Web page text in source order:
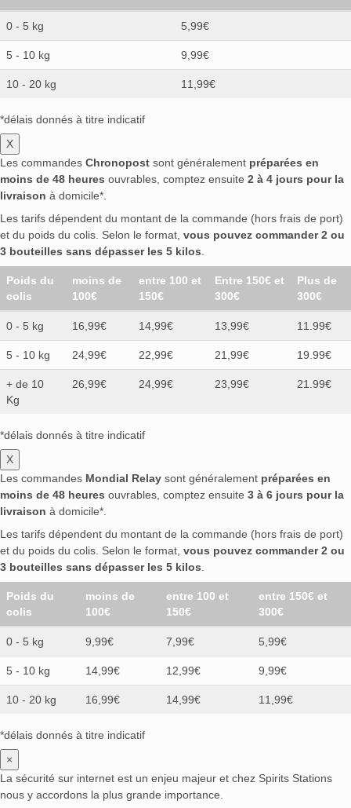
0 - 5 kg 5,99€
5 - 10 kg 9,99€
10 - 20 kg 11,99€
*délais donnés à titre indicatif
X
Les commandes Chronopost sont généralement préparées en
moins de 48 heures ouvrables, comptez ensuite 2 à 4 jours pour la
livraison à domicile*.
Les tarifs dépendent du montant de la commande (hors frais de port)
et du poids du colis. Selon le format, vous pouvez commander 2 ou
3 bouteilles sans dépasser les 5 kilos
Poids du
colis
moins de
100€
entre 100 et
150€
Entre 150€ et
300€
Plus de
300€
0 - 5 kg 16,99€ 14,99€ 13,99€ 11.99€
5 - 10 kg 24,99€ 22,99€ 21,99€ 19.99€
+ de 10
Kg
26,99€ 24,99€ 23,99€ 21.99€
*délais donnés à titre indicatif
X
Les commandes Mondial Relay sont généralement préparées en
moins de 48 heures ouvrables, comptez ensuite 3 à 6 jours pour la
livraison à domicile*.
Les tarifs dépendent du montant de la commande (hors frais de port)
et du poids du colis. Selon le format, vous pouvez commander 2 ou
3 bouteilles sans dépasser les 5 kilos
Poids du
colis
moins de
100€
entre 100 et
150€
entre 150€ et
300€
0 - 5 kg 9,99€ 7,99€ 5,99€
5 - 10 kg 14,99€ 12,99€ 9,99€
10 - 20 kg 16,99€ 14,99€ 11,99€
*délais donnés à titre indicatif
×
La sécurité sur internet est un enjeu majeur et chez Spirits Stations
nous y accordons la plus grande importance.